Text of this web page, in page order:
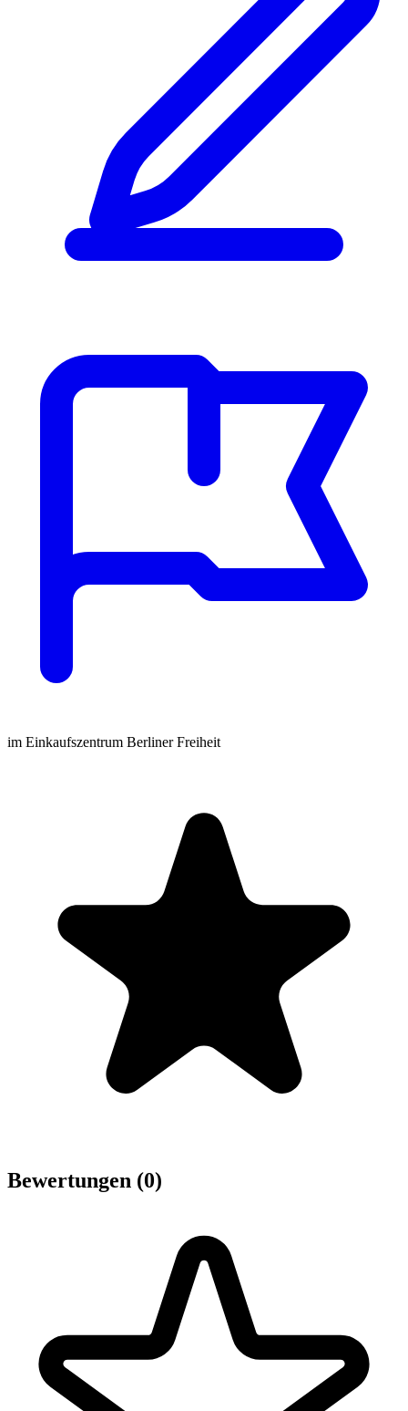
im Einkaufszentrum Berliner Freiheit
Bewertungen (0)